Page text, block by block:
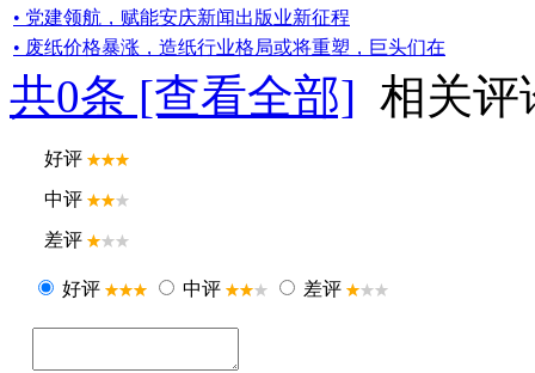
• 党建领航，赋能安庆新闻出版业新征程
• 废纸价格暴涨，造纸行业格局或将重塑，巨头们在
共0条 [查看全部] 相关评